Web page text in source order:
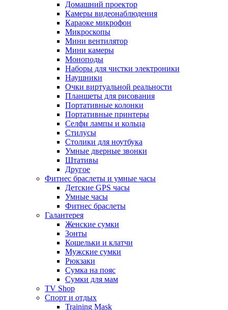
Домашний проектор
Камеры видеонаблюдения
Караоке микрофон
Микроскопы
Мини вентилятор
Мини камеры
Моноподы
Наборы для чистки электроники
Наушники
Очки виртуальной реальности
Планшеты для рисования
Портативные колонки
Портативные принтеры
Селфи лампы и кольца
Стилусы
Столики для ноутбука
Умные дверные звонки
Штативы
Другое
Фитнес браслеты и умные часы
Детские GPS часы
Умные часы
Фитнес браслеты
Галантерея
Женские сумки
Зонты
Кошельки и клатчи
Мужские сумки
Рюкзаки
Сумка на пояс
Сумки для мам
TV Shop
Спорт и отдых
Training Mask